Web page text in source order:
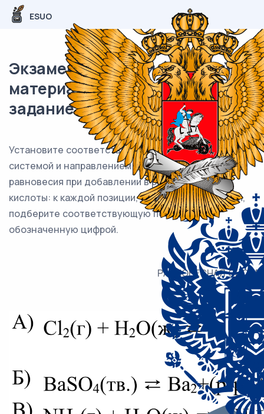
ESUO
Экзаменационный (типовой)
материал ЕГЭ / Химия / 22
задание (24) / 56
Установите соответствие между равновесной
системой и направлением смещения химического
равновесия при добавлении в раствор азотной
кислоты: к каждой позиции, обозначенной буквой,
подберите соответствующую позицию,
обозначенную цифрой.
РАВНОВЕСНАЯ